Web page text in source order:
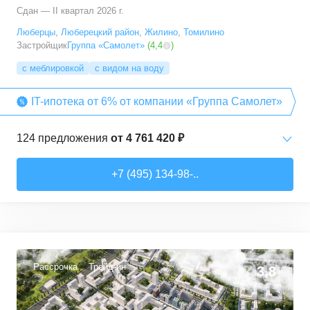
Сдан — II квартал 2026 г.
Люберцы, Люберецкий район, Жилино, Томилино
ЗастройщикГруппа «Самолет» (4,4 )
с меблировкой с видом на воду
IT-ипотека от 6% от компании «Группа Самолет»
124 предложения от 4 761 420 ₽
2-комн. кв. 5 825 910 ₽
32,92–60,32м² 29 предложений
+7 (495) 134-98-..
Рассрочка Трейд-ин 3,8